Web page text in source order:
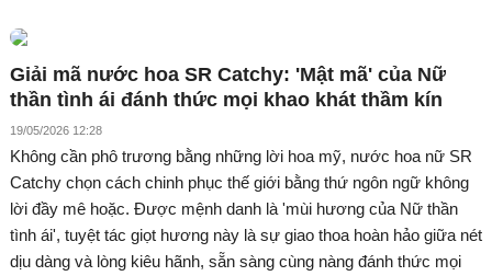
Giải mã nước hoa SR Catchy: 'Mật mã' của Nữ
thần tình ái đánh thức mọi khao khát thầm kín
19/05/2026 12:28
Không cần phô trương bằng những lời hoa mỹ, nước hoa nữ SR
Catchy chọn cách chinh phục thế giới bằng thứ ngôn ngữ không
lời đầy mê hoặc. Được mệnh danh là 'mùi hương của Nữ thần
tình ái', tuyệt tác giọt hương này là sự giao thoa hoàn hảo giữa nét
dịu dàng và lòng kiêu hãnh, sẵn sàng cùng nàng đánh thức mọi